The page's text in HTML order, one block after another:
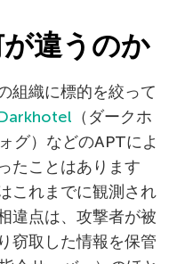
違うのか
組織に標的を絞って
（ダークホ
グ）などのAPTによ
たことはあります
これまでに観測され
違点は、攻撃者が被
窃取した情報を保管